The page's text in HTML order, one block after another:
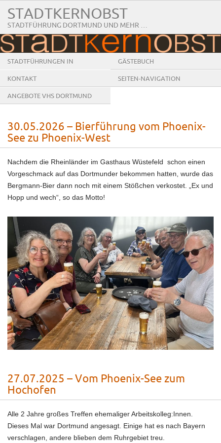
STADTKERNOBST
STADTFÜHRUNG DORTMUND UND MEHR …
STADTFÜHRUNGEN IN
DORTMUND
GÄSTEBUCH
KONTAKT SEITEN-NAVIGATION
ANGEBOTE VHS DORTMUND
30.05.2026 – Bierführung vom Phoenix-
See zu Phoenix-West
Nachdem die Rheinländer im Gasthaus Wüstefeld schon einen
Vorgeschmack auf das Dortmunder bekommen hatten, wurde das
Bergmann-Bier dann noch mit einem Stößchen verkostet. „Ex und
Hopp und wech“, so das Motto!
27.07.2025 – Vom Phoenix-See zum
Hochofen
Alle 2 Jahre großes Treffen ehemaliger Arbeitskolleg:Innen.
Dieses Mal war Dortmund angesagt. Einige hat es nach Bayern
verschlagen, andere blieben dem Ruhrgebiet treu.